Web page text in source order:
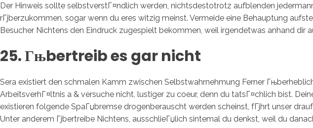
Der Hinweis sollte selbstverstГ¤ndlich werden, nichtsdestotrotz aufblenden
rГјberzukommen, sogar wenn du eres witzig meinst. Vermeide eine Behauptung
Besucher Nichtens den Eindruck zugespielt bekommen, weil irgendetwas anhand dir
25. Гњbertreib es gar nicht
Sera existiert den schmalen Kamm zwischen Selbstwahrnehmung Ferner
ArbeitsverhГ¤ltnis a & versuche nicht, lustiger zu coeur, denn du tatsГ¤chlich bist.
existieren folgende SpaГџbremse drogenberauscht werden scheinst, fГјhrt unser
Unter anderem Гјbertreibe Nichtens, ausschlieГџlich sintemal du denkst, weil du